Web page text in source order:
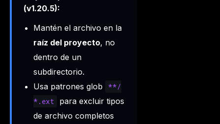
(v1.20.5):
Mantén el archivo en la
raíz del proyecto, no
dentro de un
subdirectorio.
Usa patrones glob
**/
*.ext
para excluir tipos
de archivo completos